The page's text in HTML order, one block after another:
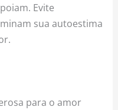
Evite
sua autoestima
para o amor